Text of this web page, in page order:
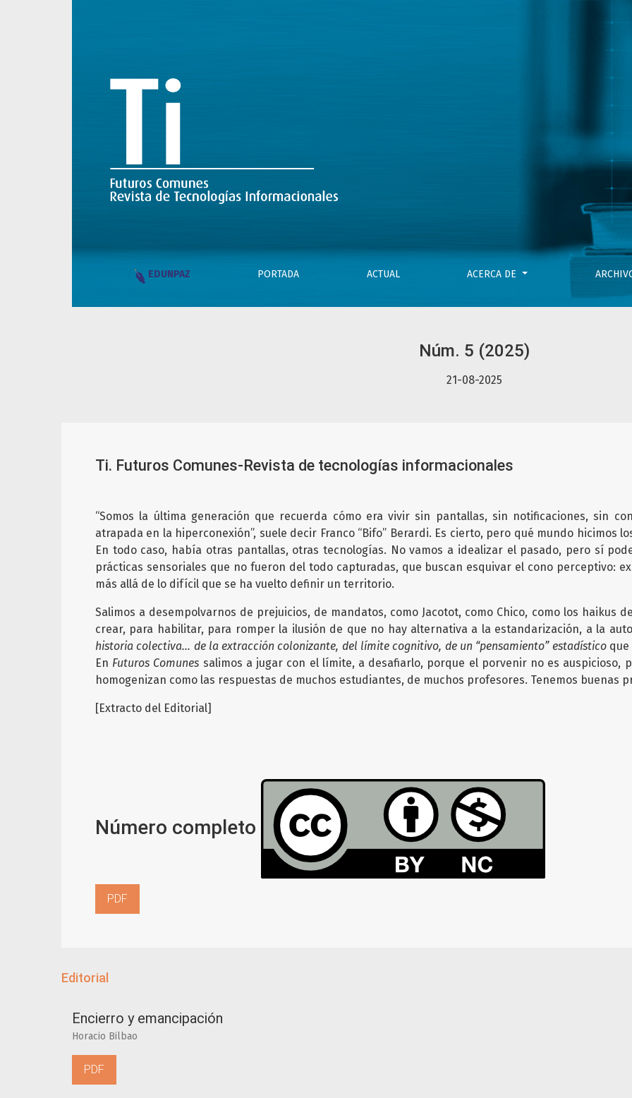
EDUNPAZ PORTADA ACTUAL ACERCA DE
Núm. 5 (2025)
21-08-2025
Ti. Futuros Comunes-Revista de tecnologías informacionales
“Somos la última generación que recuerda cómo era vivir sin pantallas, sin notificaciones, sin
atrapada en la hiperconexión”, suele decir Franco “Bifo” Berardi. Es cierto, pero qué mundo hicimos
En todo caso, había otras pantallas, otras tecnologías. No vamos a idealizar el pasado, pero sí
prácticas sensoriales que no fueron del todo capturadas, que buscan esquivar el cono perceptivo:
más allá de lo difícil que se ha vuelto definir un territorio.
Salimos a desempolvarnos de prejuicios, de mandatos, como Jacotot, como Chico, como los haikus
crear, para habilitar, para romper la ilusión de que no hay alternativa a la estandarización, a la
historia colectiva… de la extracción colonizante, del límite cognitivo, de un “pensamiento” estadísticoque
En Futuros Comunes salimos a jugar con el límite, a desafiarlo, porque el porvenir no es auspicioso,
homogenizan como las respuestas de muchos estudiantes, de muchos profesores. Tenemos buenas
[Extracto del Editorial]
Número completo
PDF
Editorial
Encierro y emancipación
Horacio Bilbao
PDF